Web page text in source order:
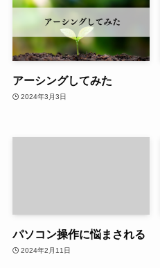
アーシングしてみた
2024年3月3日
パソコン操作に悩まされる
2024年2月11日